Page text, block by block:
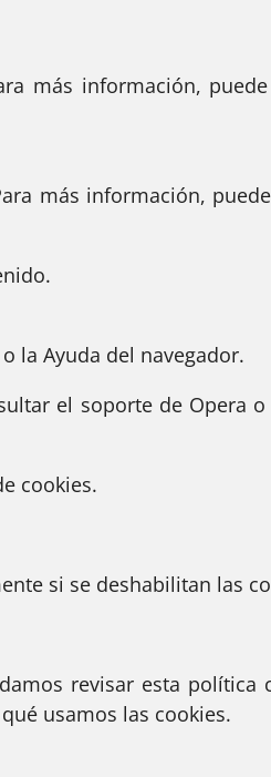
más información,
más información,
la Ayuda del navegador.
el soporte de Opera o
cookies.
si se deshabilitan las
revisar esta política
usamos las cookies.